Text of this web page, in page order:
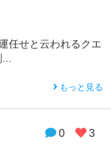
任せと云われるクエ
...
もっと見る
0 3